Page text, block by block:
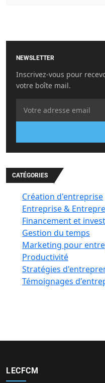
NEWSLETTER
Inscrivez-vous pour
votre boîte mail.
CATÉGORIES
Création d'entreprise
Entreprise &
Financement et
Gestion du temps
Marketing pour
Productivité
Stratégies
Témoignages
LECFCM